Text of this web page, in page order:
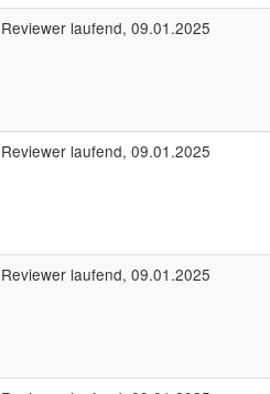
Reviewer laufend, 09.01.2025
Reviewer laufend, 09.01.2025
Reviewer laufend, 09.01.2025